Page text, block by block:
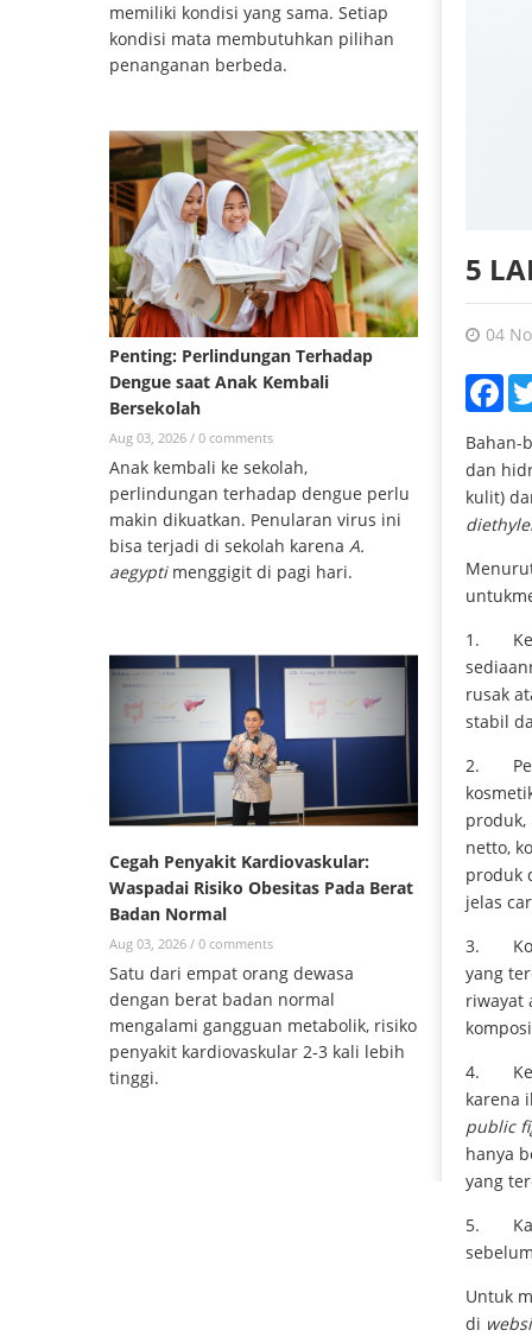
5
04
Bahan-
dan
kulit)
1.
rusak
stabil
2.
netto,
produk
jelas
3.
yang
riwayat
4.
karena
public
hanya
yang
5.
Untuk
di
memiliki kondisi yang sama. Setiap
kondisi mata membutuhkan pilihan
penanganan berbeda.
Penting: Perlindungan Terhadap
Dengue saat Anak Kembali
Bersekolah
Aug 03, 2026 / 0 comments
Anak kembali ke sekolah,
perlindungan terhadap dengue perlu
makin dikuatkan. Penularan virus ini
bisa terjadi di sekolah karena A.
aegyptimenggigit di pagi hari.
Cegah Penyakit Kardiovaskular:
Waspadai Risiko Obesitas Pada Berat
Badan Normal
Aug 03, 2026 / 0 comments
Satu dari empat orang dewasa
dengan berat badan normal
mengalami gangguan metabolik, risiko
penyakit kardiovaskular 2-3 kali lebih
tinggi.